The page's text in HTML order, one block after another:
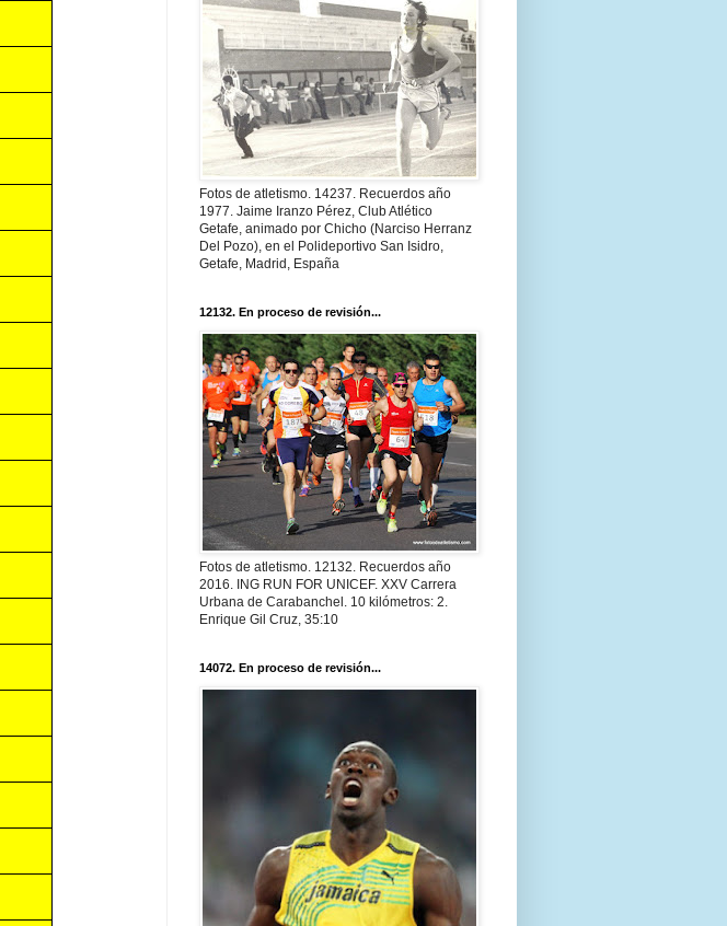
Fotos de atletismo. 14237. Recuerdos año
1977. Jaime Iranzo Pérez, Club Atlético
Getafe, animado por Chicho (Narciso Herranz
Del Pozo), en el Polideportivo San Isidro,
Getafe, Madrid, España
12132. En proceso de revisión...
Fotos de atletismo. 12132. Recuerdos año
2016. ING RUN FOR UNICEF. XXV Carrera
Urbana de Carabanchel. 10 kilómetros: 2.
Enrique Gil Cruz, 35:10
14072. En proceso de revisión...